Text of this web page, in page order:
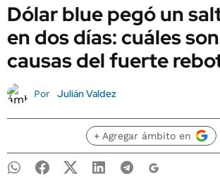
Dólar blue pegó un
en dos días: cuáles
causas del fuerte
Por Julián Valdez
+ Agregar ámbito en